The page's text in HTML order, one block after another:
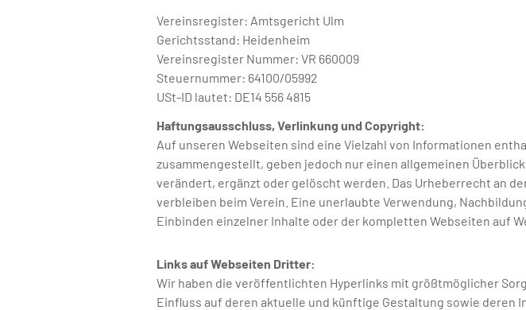
Vereinsregister: Amtsgericht Ulm
Gerichtsstand: Heidenheim
Vereinsregister Nummer: VR 660009
Steuernummer: 64100/05992
USt-ID lautet: DE14 556 4815
Haftungsausschluss, Verlinkung und Copyright:
Auf unseren Webseiten sind eine Vielzahl von Informationen
zusammengestellt, geben jedoch nur einen allgemeinen
verändert, ergänzt oder gelöscht werden. Das Urheberrecht an
verbleiben beim Verein. Eine unerlaubte Verwendung,
Einbinden einzelner Inhalte oder der kompletten Webseiten auf
Links auf Webseiten Dritter:
Wir haben die veröffentlichten Hyperlinks mit größtmöglicher
Einfluss auf deren aktuelle und künftige Gestaltung sowie deren